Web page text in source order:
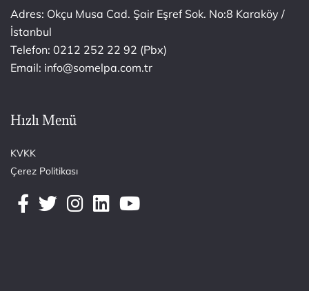
Adres: Okçu Musa Cad. Şair Eşref Sok. No:8 Karaköy /
İstanbul
Telefon: 0212 252 22 92 (Pbx)
Email: info@somelpa.com.tr
Hızlı Menü
KVKK
Çerez Politikası